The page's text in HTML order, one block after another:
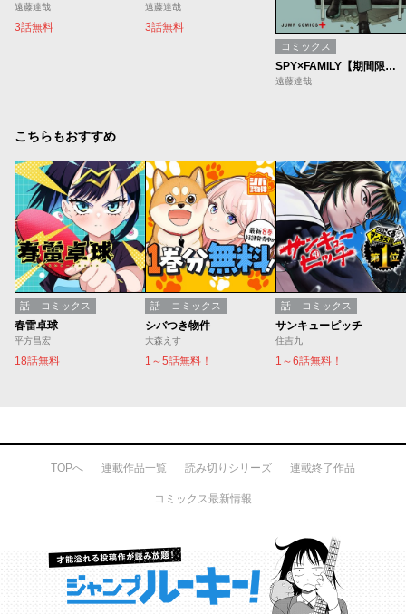
遠藤達哉
3話無料
遠藤達哉
3話無料
コミックス
SPY×FAMILY【期間限定無料】
遠藤達哉
こちらもおすすめ
話 コミックス
春雷卓球
平方昌宏
18話無料
話 コミックス
シバつき物件
大森えす
1～5話無料！
話 コミックス
サンキューピッチ
住吉九
1～6話無料！
TOPへ 連載作品一覧 読み切りシリーズ 連載終了作品
コミックス最新情報